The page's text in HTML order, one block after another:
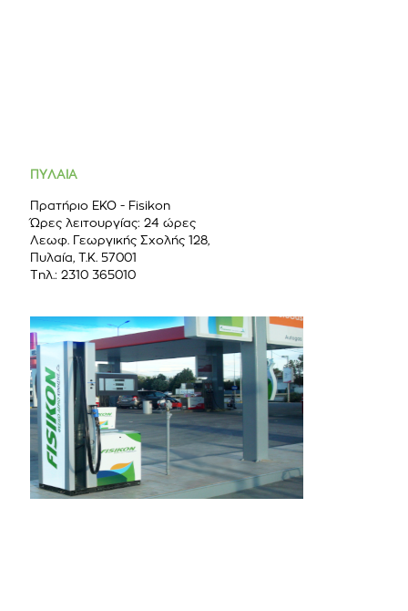
ΠΥΛΑΙΑ
Πρατήριο ΕΚΟ - Fisikon
Ώρες λειτουργίας: 24 ώρες
Λεωφ. Γεωργικής Σχολής 128,
Πυλαία, Τ.Κ. 57001
Τηλ.: 2310 365010